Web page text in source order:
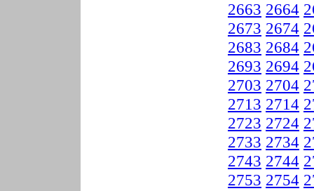
2663 2664
2673 2674
2683 2684
2693 2694
2703 2704
2713 2714
2723 2724
2733 2734
2743 2744
2753 2754